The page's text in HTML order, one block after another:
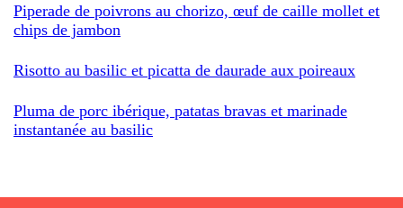
Piperade de poivrons au chorizo, œuf de caille mollet et
chips de jambon
Risotto au basilic et picatta de daurade aux poireaux
Pluma de porc ibérique, patatas bravas et marinade
instantanée au basilic